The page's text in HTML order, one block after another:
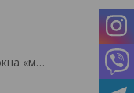
Решетка на окна «мельбурн-7»